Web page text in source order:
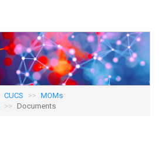
CUCS
MOMs
Documents